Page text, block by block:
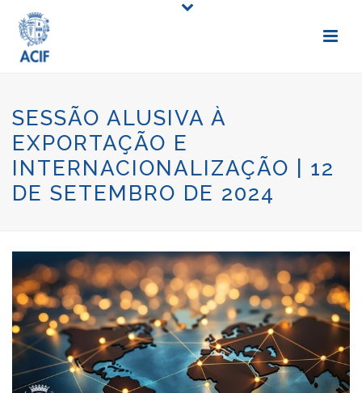
SESSÃO ALUSIVA À
EXPORTAÇÃO E
INTERNACIONALIZAÇÃO | 12
DE SETEMBRO DE 2024